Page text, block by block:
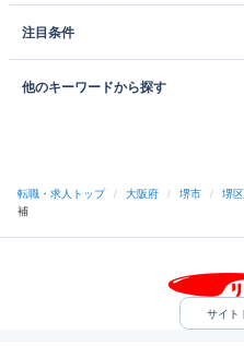
注目条件
他のキーワードから探す
転職・求人トップ / 大阪府 / 堺市 / 堺区
補
サイト